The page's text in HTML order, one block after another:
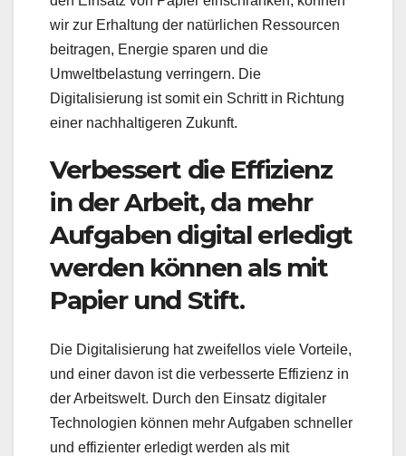
wir zur Erhaltung der natürlichen Ressourcen
beitragen, Energie sparen und die
Umweltbelastung verringern. Die
Digitalisierung ist somit ein Schritt in Richtung
einer nachhaltigeren Zukunft.
Verbessert die Effizienz
in der Arbeit, da mehr
Aufgaben digital erledigt
werden können als mit
Papier und Stift.
Die Digitalisierung hat zweifellos viele Vorteile,
und einer davon ist die verbesserte Effizienz in
der Arbeitswelt. Durch den Einsatz digitaler
Technologien können mehr Aufgaben schneller
und effizienter erledigt werden als mit